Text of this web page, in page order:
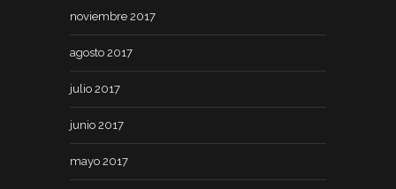
noviembre 2017
agosto 2017
julio 2017
junio 2017
mayo 2017